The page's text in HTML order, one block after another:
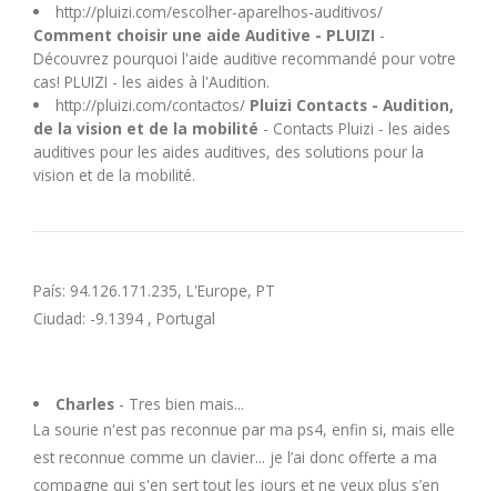
R
S
T
Y
http://pluizi.com/escolher-aparelhos-auditivos/
Comment choisir une aide Auditive - PLUIZI -
Découvrez pourquoi l'aide auditive recommandé pour votre
cas! PLUIZI - les aides à l'Audition.
http://pluizi.com/contactos/ Pluizi Contacts - Audition,
de la vision et de la mobilité - Contacts Pluizi - les aides
auditives pour les aides auditives, des solutions pour la
vision et de la mobilité.
País: 94.126.171.235, L'Europe, PT
Ciudad: -9.1394 , Portugal
Charles- Tres bien mais...
La sourie n'est pas reconnue par ma ps4, enfin si, mais elle
est reconnue comme un clavier... je l’ai donc offerte a ma
compagne qui s'en sert tout les jours et ne veux plus s’en